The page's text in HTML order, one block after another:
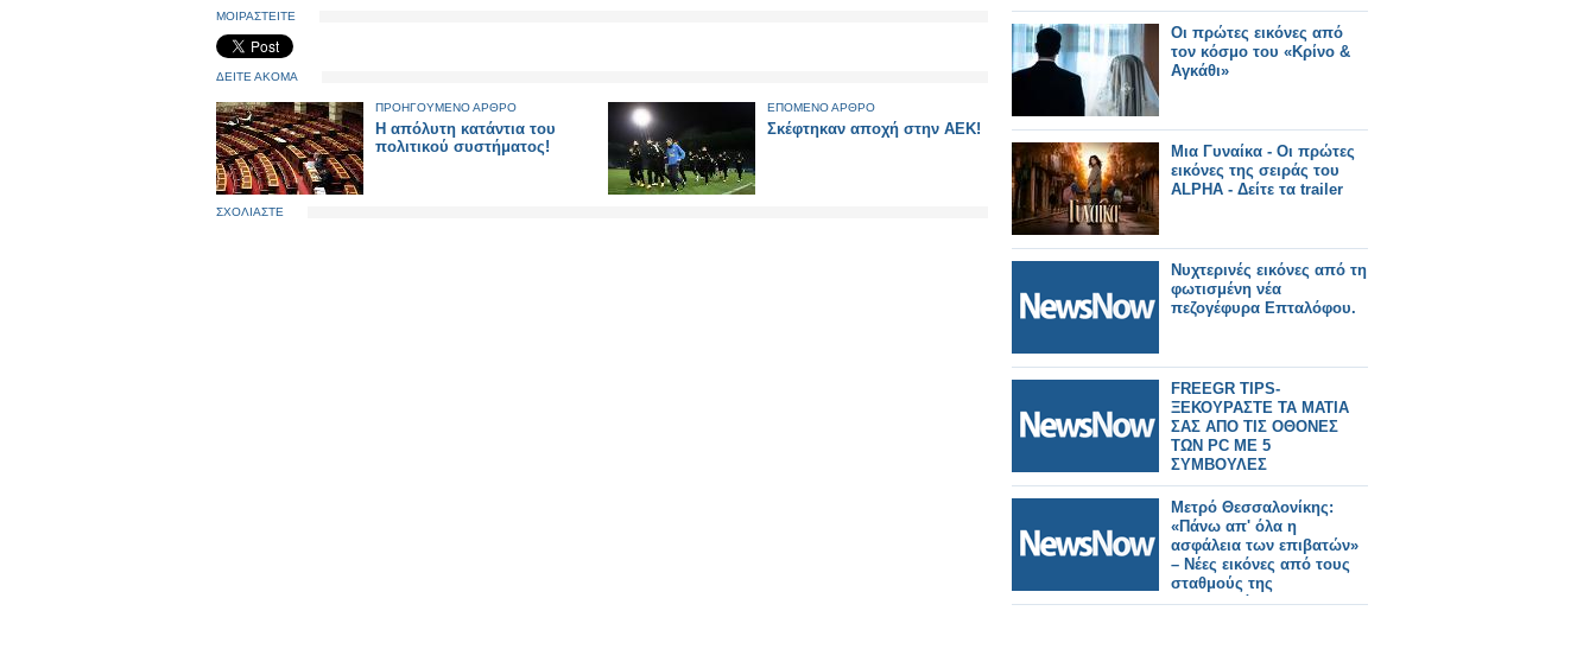
ΜΟΙΡΑΣΤΕΙΤΕ
ΔΕΙΤΕ ΑΚΟΜΑ
ΠΡΟΗΓΟΥΜΕΝΟ ΑΡΘΡΟ
Η απόλυτη κατάντια του
πολιτικού συστήματος!
ΕΠΟΜΕΝΟ ΑΡΘΡΟ
Σκέφτηκαν αποχή στην ΑΕΚ!
ΣΧΟΛΙΑΣΤΕ
Οι πρώτες εικόνες από
τον κόσμο του «Κρίνο &
Αγκάθι»
Μια Γυναίκα - Οι πρώτες
εικόνες της σειράς του
ALPHA - Δείτε τα trailer
Νυχτερινές εικόνες από τη
φωτισμένη νέα
πεζογέφυρα Επταλόφου.
FREEGR TIPS-
ΞΕΚΟΥΡΑΣΤΕ ΤΑ ΜΑΤΙΑ
ΣΑΣ ΑΠΟ ΤΙΣ ΟΘΟΝΕΣ
ΤΩΝ PC ME 5
ΣΥΜΒΟΥΛΕΣ
Μετρό Θεσσαλονίκης:
«Πάνω απ' όλα η
ασφάλεια των επιβατών»
– Νέες εικόνες από τους
σταθμούς της
Καλαμαριάς.